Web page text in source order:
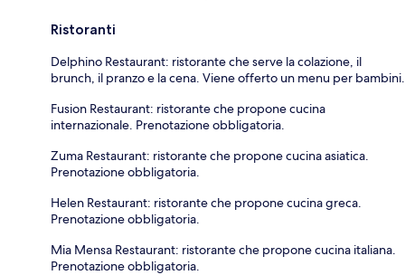
Ristoranti
Delphino Restaurant: ristorante che serve la colazione, il
brunch, il pranzo e la cena. Viene offerto un menu per bambini.
Fusion Restaurant: ristorante che propone cucina
internazionale. Prenotazione obbligatoria.
Zuma Restaurant: ristorante che propone cucina asiatica.
Prenotazione obbligatoria.
Helen Restaurant: ristorante che propone cucina greca.
Prenotazione obbligatoria.
Mia Mensa Restaurant: ristorante che propone cucina italiana.
Prenotazione obbligatoria.